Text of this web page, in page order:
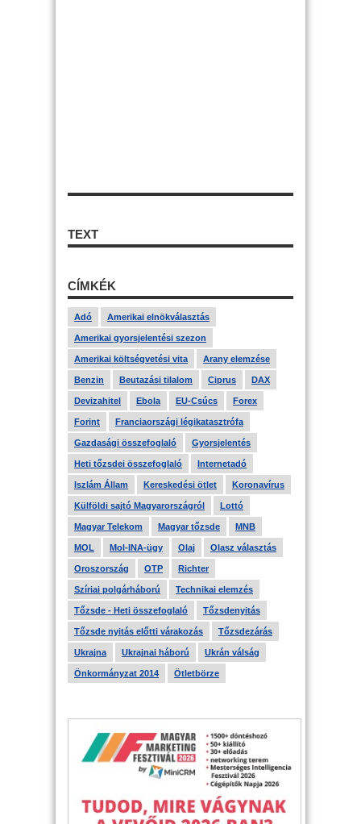
TEXT
CÍMKÉK
Adó Amerikai elnökválasztás
Amerikai gyorsjelentési szezon
Amerikai költségvetési vita Arany elemzése
Benzin Beutazási tilalom Ciprus DAX
Devizahitel Ebola EU-Csúcs Forex
Forint Franciaországi légikatasztrófa
Gazdasági összefoglaló Gyorsjelentés
Heti tőzsdei összefoglaló Internetadó
Iszlám Állam Kereskedési ötlet Koronavírus
Külföldi sajtó Magyarországról Lottó
Magyar Telekom Magyar tőzsde MNB
MOL Mol-INA-ügy Olaj Olasz választás
Oroszország OTP Richter
Szíriai polgárháború Technikai elemzés
Tőzsde - Heti összefoglaló Tőzsdenyitás
Tőzsde nyitás előtti várakozás Tőzsdezárás
Ukrajna Ukrajnai háború Ukrán válság
Önkormányzat 2014 Ötletbörze